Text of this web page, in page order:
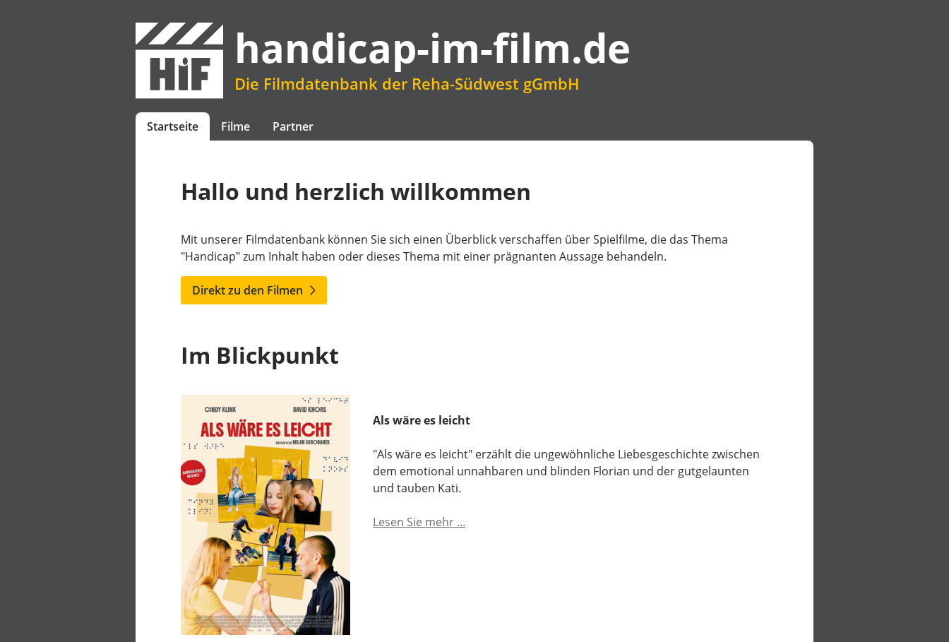
handicap-im-film.de
Die Filmdatenbank der Reha-Südwest gGmbH
Startseite Filme Partner
Hallo und herzlich willkommen
Mit unserer Filmdatenbank können Sie sich einen Überblick verschaffen über Spielfilme, die das Thema
"Handicap" zum Inhalt haben oder dieses Thema mit einer prägnanten Aussage behandeln.
Direkt zu den Filmen
Im Blickpunkt
Als wäre es leicht
"Als wäre es leicht" erzählt die ungewöhnliche Liebesgeschichte zwischen
dem emotional unnahbaren und blinden Florian und der gutgelaunten
und tauben Kati.
Lesen Sie mehr ...